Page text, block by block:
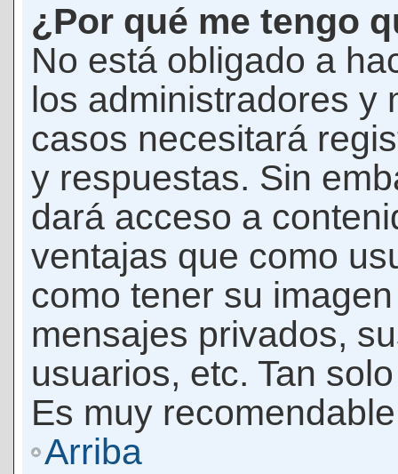
¿Por qué me tengo
No está obligado a
los administradores y
casos necesitará
y respuestas. Sin
dará acceso a
ventajas que como
como tener su
mensajes privados,
usuarios, etc. Tan
Es muy
Arriba